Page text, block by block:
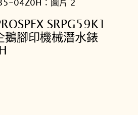
SRPG59K1
鵝腳印機械潛水錶